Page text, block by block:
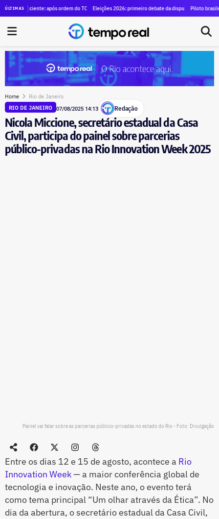
ÚLTIMASSUVs blindados para diretores por R$ 1,29 milhão
após ordem do TCE para anular contrato de mais de R$ 100 milhões, Duque de
Eleições 2026: primeiro debate da disputa pelo governo do
Piloto brasileiro e três
Home Rio de Janeiro
RIO DE JANEIRO 07/08/2025 14:13 Redação
Nicola Miccione, secretário estadual da Casa
Civil, participa do painel sobre parcerias
público-privadas na Rio Innovation Week 2025
Painel vai falar sobre as parcerias público-privadas no estado do Rio - Foto: Divulgação
Entre os dias 12 e 15 de agosto, acontece a Rio
Innovation Week— a maior conferência global de
tecnologia e inovação. Neste ano, o evento terá
como tema principal “Um olhar através da Ética”. No
dia da abertura, o secretário estadual da Casa Civil,